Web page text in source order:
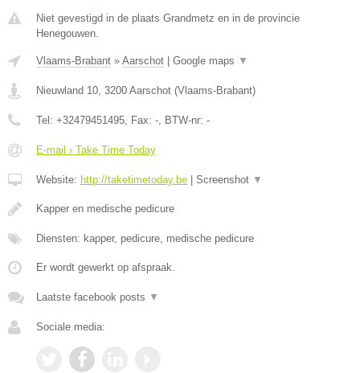
Niet gevestigd in de plaats Grandmetz en in de provincie
Henegouwen.
Vlaams-Brabant » Aarschot Google maps ▼
Nieuwland 10, 3200 Aarschot (Vlaams-Brabant)
Tel: +32479451495, Fax: -, BTW-nr: -
E-mail › Take Time Today
Website: http://taketimetoday.be Screenshot ▼
Kapper en medische pedicure
Diensten: kapper, pedicure, medische pedicure
Er wordt gewerkt op afspraak.
Laatste facebook posts ▼
Sociale media: